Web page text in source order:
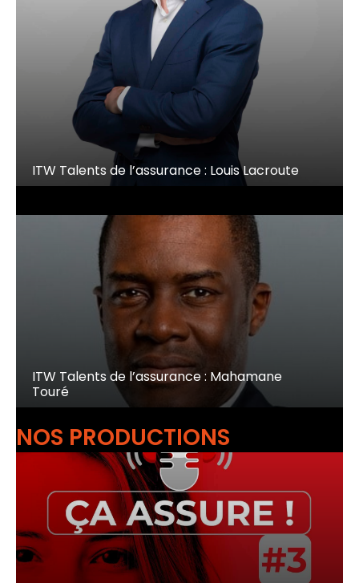
ITW Talents de l’assurance : Louis Lacroute
ITW Talents de l’assurance : Mahamane
Touré
NOS PRODUCTIONS